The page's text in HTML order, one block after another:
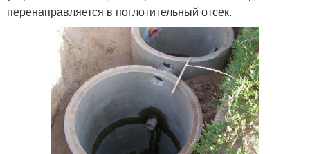
перенаправляется в поглотительный отсек.